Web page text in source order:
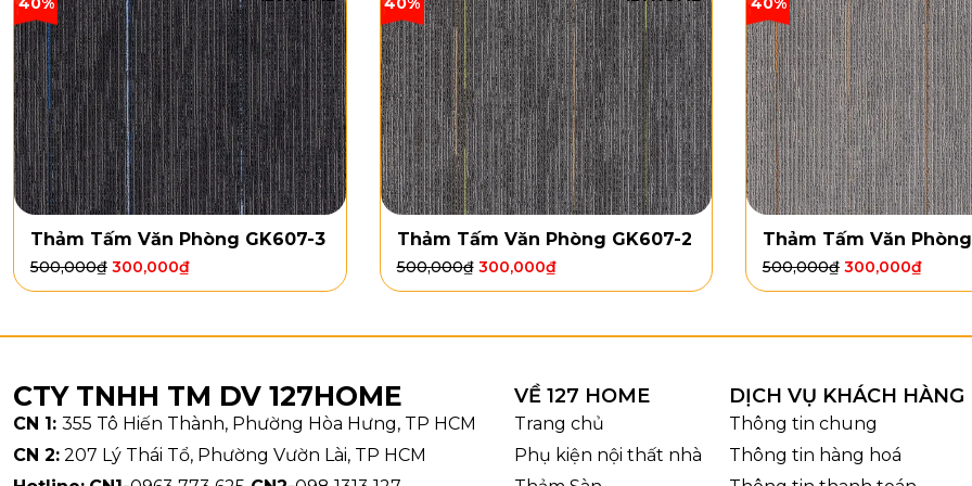
Chất liệu và độ bền của thảm
Thảm dệt 3D Ripple SF3D12được làm từ sự kết hợp giữa
khả năng chịu lực tốt. Chất liệu này cũng giúp thảm lót sàn không
Thảm Tấm Văn Phòng GK607-3
500,000₫ 300,000₫
Thảm Tấm Văn Phòng GK607-2
500,000₫ 300,000₫
Thảm Tấm Văn Phòng
500,000₫ 300,000₫
CTY TNHH TM DV 127HOME
CN 1: 355 Tô Hiến Thành, Phường Hòa Hưng, TP HCM
CN 2: 207 Lý Thái Tổ, Phường Vườn Lài, TP HCM
VỀ 127 HOME
Trang chủ
Phụ kiện nội thất nhà
DỊCH VỤ KHÁCH HÀNG
Thông tin chung
Thông tin hàng hoá